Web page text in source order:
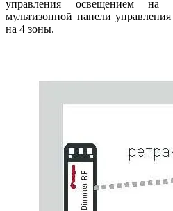
управления освещением на
мультизонной панели
на 4 зоны.